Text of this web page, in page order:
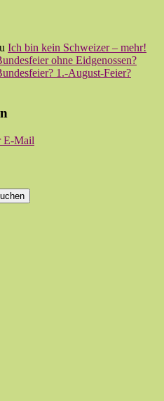
Ich bin kein Schweizer – mehr!
ohne Eidgenossen?
1.-August-Feier?
E-Mail